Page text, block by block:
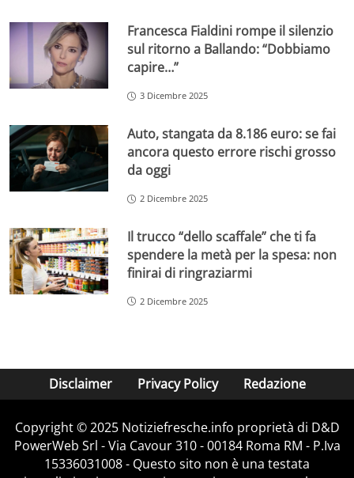
Francesca Fialdini rompe il silenzio
sul ritorno a Ballando: “Dobbiamo
capire…”
3 Dicembre 2025
Auto, stangata da 8.186 euro: se fai
ancora questo errore rischi grosso
da oggi
2 Dicembre 2025
Il trucco “dello scaffale” che ti fa
spendere la metà per la spesa: non
finirai di ringraziarmi
2 Dicembre 2025
Disclaimer Privacy Policy Redazione
Copyright © 2025 Notiziefresche.info proprietà di D&D
PowerWeb Srl - Via Cavour 310 - 00184 Roma RM - P.Iva
15336031008 - Questo sito non è una testata